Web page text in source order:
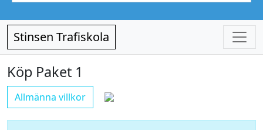
Stinsen Trafiskola
Köp Paket 1
Allmänna villkor